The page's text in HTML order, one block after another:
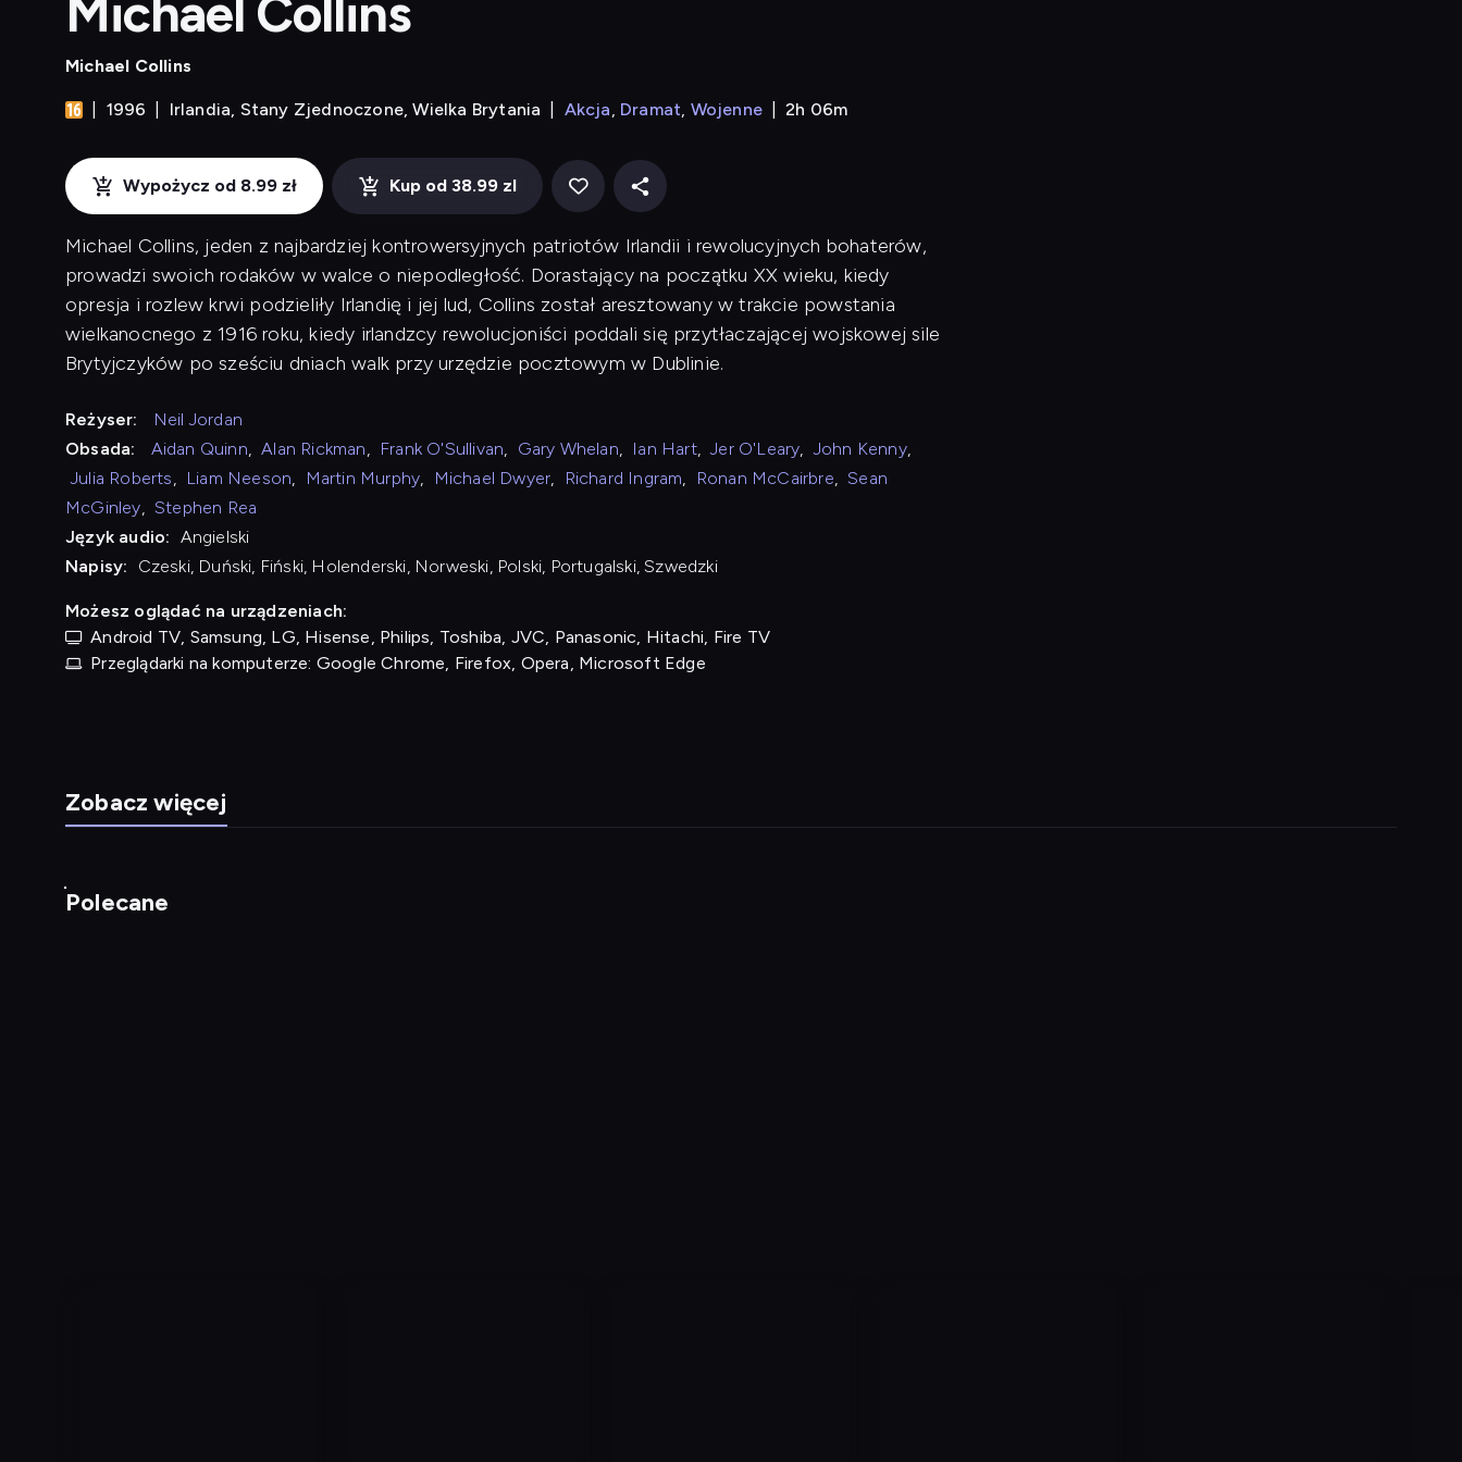
Michael Collins
Michael Collins
1996 Irlandia, Stany Zjednoczone, Wielka Brytania Akcja Dramat Wojenne 2h 06m
Wypożycz od 8.99 zł Kup od 38.99 zl
Michael Collins, jeden z najbardziej kontrowersyjnych patriotów Irlandii i rewolucyjnych bohaterów,
prowadzi swoich rodaków w walce o niepodległość. Dorastający na początku XX wieku, kiedy
opresja i rozlew krwi podzieliły Irlandię i jej lud, Collins został aresztowany w trakcie powstania
wielkanocnego z 1916 roku, kiedy irlandzcy rewolucjoniści poddali się przytłaczającej wojskowej sile
Brytyjczyków po sześciu dniach walk przy urzędzie pocztowym w Dublinie.
Reżyser:
Neil Jordan
Obsada:
Aidan Quinn, Alan Rickman, Frank O'Sullivan, Gary Whelan, Ian Hart, Jer O'Leary, John Kenny,
Julia Roberts, Liam Neeson, Martin Murphy, Michael Dwyer, Richard Ingram, Ronan McCairbre, Sean
McGinley, Stephen Rea
Język audio: Angielski
Napisy:
Czeski, Duński, Fiński, Holenderski, Norweski, Polski, Portugalski, Szwedzki
Możesz oglądać na urządzeniach:
Android TV, Samsung, LG, Hisense, Philips, Toshiba, JVC, Panasonic, Hitachi, Fire TV
Przeglądarki na komputerze: Google Chrome, Firefox, Opera, Microsoft Edge
Zobacz więcej
Polecane